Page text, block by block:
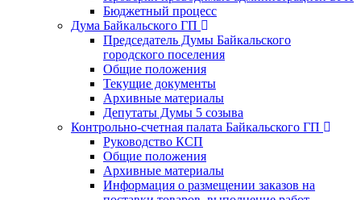
Бюджетный процесс
Дума Байкальского ГП
Председатель Думы Байкальского
городского поселения
Общие положения
Текущие документы
Архивные материалы
Депутаты Думы 5 созыва
Контрольно-счетная палата Байкальского ГП
Руководство КСП
Общие положения
Архивные материалы
Информация о размещении заказов на